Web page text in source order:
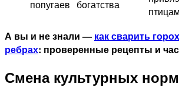
попугаев богатства
птицам
А вы и не знали — как сварить
ребрах: проверенные рецепты и
Смена культурных норм